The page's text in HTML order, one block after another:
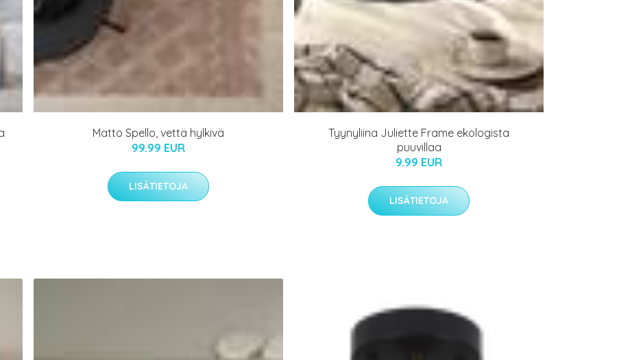
Matto Spello, vettä hylkivä
99.99 EUR
LISÄTIETOJA
Tyynyliina Juliette Frame ekologista
puuvillaa
9.99 EUR
LISÄTIETOJA